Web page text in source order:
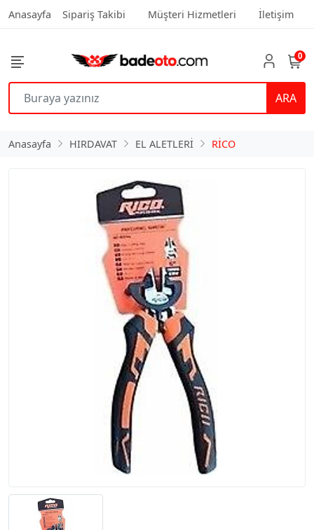
Anasayfa Sipariş Takibi Müşteri Hizmetleri İletişim
ARA
0
Anasayfa HIRDAVAT EL ALETLERİ RİCO